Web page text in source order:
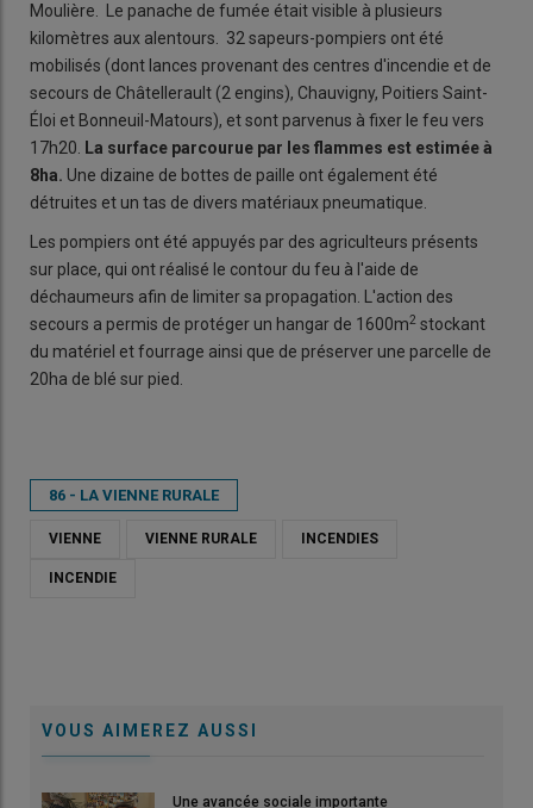
Moulière. Le panache de fumée était visible à plusieurs
kilomètres aux alentours. 32 sapeurs-pompiers ont été
mobilisés (dont lances provenant des centres d'incendie et de
secours de Châtellerault (2 engins), Chauvigny, Poitiers Saint-
Éloi et Bonneuil-Matours), et sont parvenus à fixer le feu vers
17h20. La surface parcourue par les flammes est estimée à
8ha. Une dizaine de bottes de paille ont également été
détruites et un tas de divers matériaux pneumatique.
Les pompiers ont été appuyés par des agriculteurs présents
sur place, qui ont réalisé le contour du feu à l'aide de
déchaumeurs afin de limiter sa propagation. L'action des
secours a permis de protéger un hangar de 1600m2 stockant
du matériel et fourrage ainsi que de préserver une parcelle de
20ha de blé sur pied.
86 - LA VIENNE RURALE
VIENNE VIENNE RURALE INCENDIES
INCENDIE
VOUS AIMEREZ AUSSI
Une avancée sociale importante